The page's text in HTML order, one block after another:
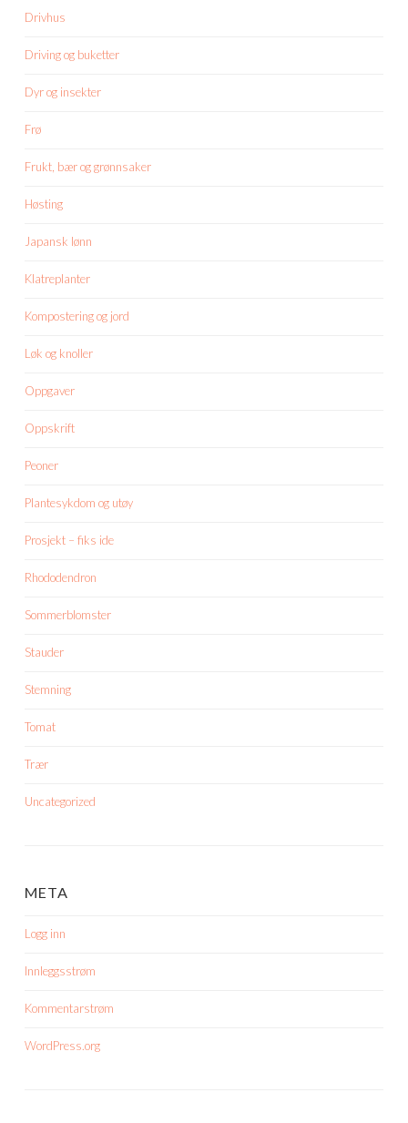
Drivhus
Driving og buketter
Dyr og insekter
Frø
Frukt, bær og grønnsaker
Høsting
Japansk lønn
Klatreplanter
Kompostering og jord
Løk og knoller
Oppgaver
Oppskrift
Peoner
Plantesykdom og utøy
Prosjekt – fiks ide
Rhododendron
Sommerblomster
Stauder
Stemning
Tomat
Trær
Uncategorized
META
Logg inn
Innleggsstrøm
Kommentarstrøm
WordPress.org